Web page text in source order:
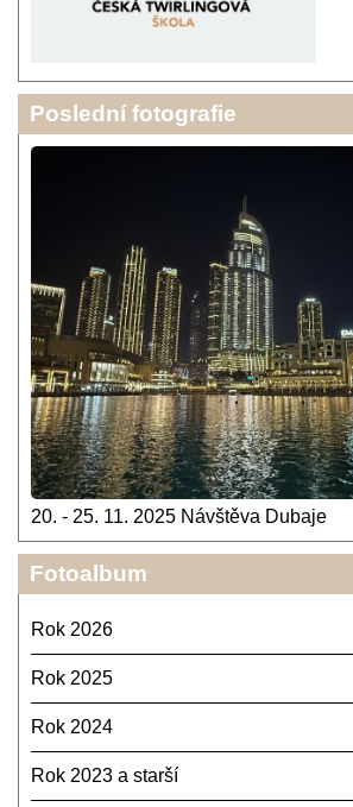
Poslední fotografie
20. - 25. 11. 2025 Návštěva Dubaje
Fotoalbum
Rok 2026
Rok 2025
Rok 2024
Rok 2023 a starší